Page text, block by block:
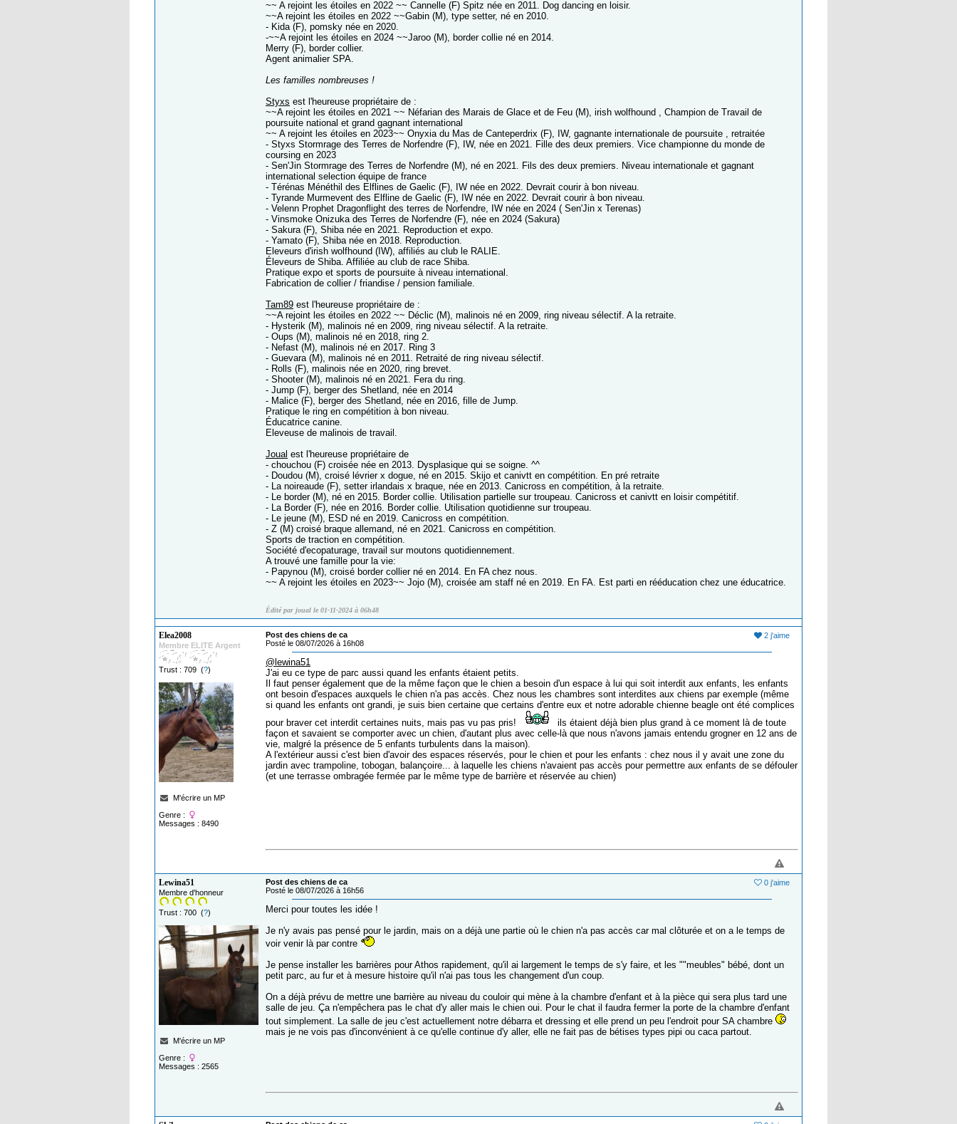
~~ A rejoint les étoiles en 2022 ~~ Cannelle (F) Spitz née en 2011. Dog dancing en loisir.
~~A rejoint les étoiles en 2022 ~~Gabin (M), type setter, né en 2010.
- Kida (F), pomsky née en 2020.
-~~A rejoint les étoiles en 2024 ~~Jaroo (M), border collie né en 2014.
Merry (F), border collier.
Agent animalier SPA.
Les familles nombreuses !
Styxs est l'heureuse propriétaire de :
~~A rejoint les étoiles en 2021 ~~ Néfarian des Marais de Glace et de Feu (M), irish wolfhound , Champion de Travail de
poursuite national et grand gagnant international
~~ A rejoint les étoiles en 2023~~ Onyxia du Mas de Canteperdrix (F), IW, gagnante internationale de poursuite , retraitée
- Styxs Stormrage des Terres de Norfendre (F), IW, née en 2021. Fille des deux premiers. Vice championne du monde de
coursing en 2023
- Sen'Jin Stormrage des Terres de Norfendre (M), né en 2021. Fils des deux premiers. Niveau internationale et gagnant
international selection équipe de france
- Térénas Ménéthil des Elflines de Gaelic (F), IW née en 2022. Devrait courir à bon niveau.
- Tyrande Murmevent des Elfline de Gaelic (F), IW née en 2022. Devrait courir à bon niveau.
- Velenn Prophet Dragonflight des terres de Norfendre, IW née en 2024 ( Sen'Jin x Terenas)
- Vinsmoke Onizuka des Terres de Norfendre (F), née en 2024 (Sakura)
- Sakura (F), Shiba née en 2021. Reproduction et expo.
- Yamato (F), Shiba née en 2018. Reproduction.
Eleveurs d'irish wolfhound (IW), affiliés au club le RALIE.
Éleveurs de Shiba. Affiliée au club de race Shiba.
Pratique expo et sports de poursuite à niveau international.
Fabrication de collier / friandise / pension familiale.
Tam89 est l'heureuse propriétaire de :
~~A rejoint les étoiles en 2022 ~~ Déclic (M), malinois né en 2009, ring niveau sélectif. A la retraite.
- Hysterik (M), malinois né en 2009, ring niveau sélectif. A la retraite.
- Oups (M), malinois né en 2018, ring 2.
- Nefast (M), malinois né en 2017. Ring 3
- Guevara (M), malinois né en 2011. Retraité de ring niveau sélectif.
- Rolls (F), malinois née en 2020, ring brevet.
- Shooter (M), malinois né en 2021. Fera du ring.
- Jump (F), berger des Shetland, née en 2014
- Malice (F), berger des Shetland, née en 2016, fille de Jump.
Pratique le ring en compétition à bon niveau.
Éducatrice canine.
Eleveuse de malinois de travail.
Joual est l'heureuse propriétaire de
- chouchou (F) croisée née en 2013. Dysplasique qui se soigne. ^^
- Doudou (M), croisé lévrier x dogue, né en 2015. Skijo et canivtt en compétition. En pré retraite
- La noireaude (F), setter irlandais x braque, née en 2013. Canicross en compétition, à la retraite.
- Le border (M), né en 2015. Border collie. Utilisation partielle sur troupeau. Canicross et canivtt en loisir compétitif.
- La Border (F), née en 2016. Border collie. Utilisation quotidienne sur troupeau.
- Le jeune (M), ESD né en 2019. Canicross en compétition.
- Z (M) croisé braque allemand, né en 2021. Canicross en compétition.
Sports de traction en compétition.
Société d'ecopaturage, travail sur moutons quotidiennement.
A trouvé une famille pour la vie:
- Papynou (M), croisé border collier né en 2014. En FA chez nous.
~~ A rejoint les étoiles en 2023~~ Jojo (M), croisée am staff né en 2019. En FA. Est parti en rééducation chez une éducatrice.
Édité par joual le 01-11-2024 à 06h48
Elea2008
Membre ELITE Argent
Trust : 709 (?)
M'écrire un MP
Genre :
Messages : 8490
2 j'aime
Post des chiens de ca
Posté le 08/07/2026 à 16h08
@lewina51
J'ai eu ce type de parc aussi quand les enfants étaient petits.
Il faut penser également que de la même façon que le chien a besoin d'un espace à lui qui soit interdit aux enfants, les enfants
ont besoin d'espaces auxquels le chien n'a pas accès. Chez nous les chambres sont interdites aux chiens par exemple (même
si quand les enfants ont grandi, je suis bien certaine que certains d'entre eux et notre adorable chienne beagle ont été complices
pour braver cet interdit certaines nuits, mais pas vu pas pris!
ils étaient déjà bien plus grand à ce moment là de toute
façon et savaient se comporter avec un chien, d'autant plus avec celle-là que nous n'avons jamais entendu grogner en 12 ans de
vie, malgré la présence de 5 enfants turbulents dans la maison).
A l'extérieur aussi c'est bien d'avoir des espaces réservés, pour le chien et pour les enfants : chez nous il y avait une zone du
jardin avec trampoline, tobogan, balançoire... à laquelle les chiens n'avaient pas accès pour permettre aux enfants de se défouler
(et une terrasse ombragée fermée par le même type de barrière et réservée au chien)
Lewina51
Membre d'honneur
Trust : 700 (?)
M'écrire un MP
Genre :
Messages : 2565
0 j'aime
Post des chiens de ca
Posté le 08/07/2026 à 16h56
Merci pour toutes les idée !
Je n'y avais pas pensé pour le jardin, mais on a déjà une partie où le chien n'a pas accès car mal clôturée et on a le temps de
voir venir là par contre
Je pense installer les barrières pour Athos rapidement, qu'il ai largement le temps de s'y faire, et les ""meubles" bébé, dont un
petit parc, au fur et à mesure histoire qu'il n'ai pas tous les changement d'un coup.
On a déjà prévu de mettre une barrière au niveau du couloir qui mène à la chambre d'enfant et à la pièce qui sera plus tard une
salle de jeu. Ça n'empêchera pas le chat d'y aller mais le chien oui. Pour le chat il faudra fermer la porte de la chambre d'enfant
tout simplement. La salle de jeu c'est actuellement notre débarra et dressing et elle prend un peu l'endroit pour SA chambre
mais je ne vois pas d'inconvénient à ce qu'elle continue d'y aller, elle ne fait pas de bétises types pipi ou caca partout.